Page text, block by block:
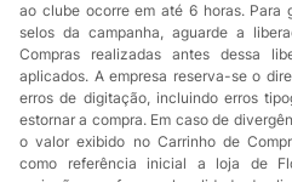
ao clube ocorre em até 6 horas. Para
selos da campanha, aguarde a
Compras realizadas antes dessa
aplicados. A empresa reserva-se o
erros de digitação, incluindo erros
estornar a compra. Em caso de
o valor exibido no Carrinho de
como referência inicial a loja de